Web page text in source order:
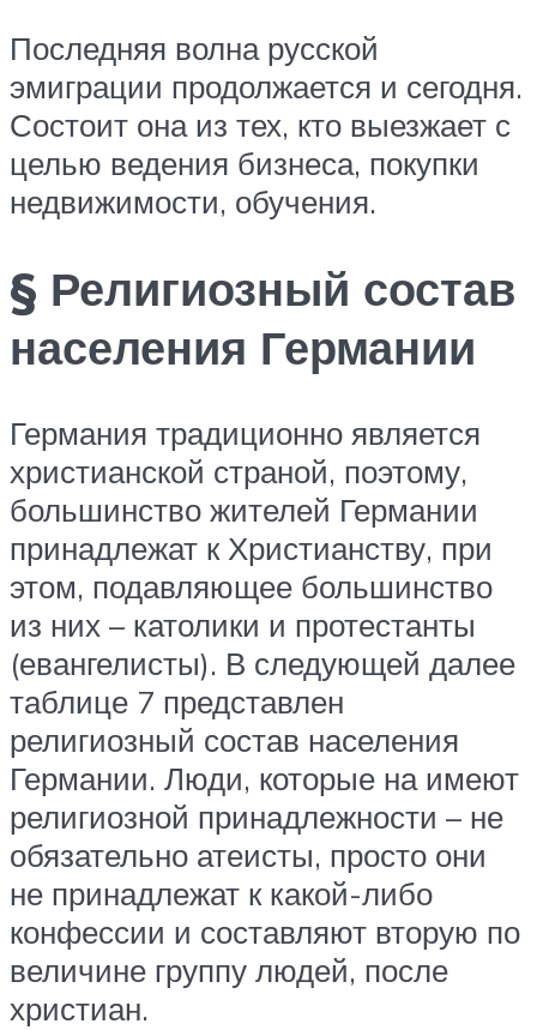
Последняя волна русской
эмиграции продолжается и сегодня.
Состоит она из тех, кто выезжает с
целью ведения бизнеса, покупки
недвижимости, обучения.
§ Религиозный состав
населения Германии
Германия традиционно является
христианской страной, поэтому,
большинство жителей Германии
принадлежат к Христианству, при
этом, подавляющее большинство
из них – католики и протестанты
(евангелисты). В следующей далее
таблице 7 представлен
религиозный состав населения
Германии. Люди, которые на имеют
религиозной принадлежности – не
обязательно атеисты, просто они
не принадлежат к какой-либо
конфессии и составляют вторую по
величине группу людей, после
христиан.